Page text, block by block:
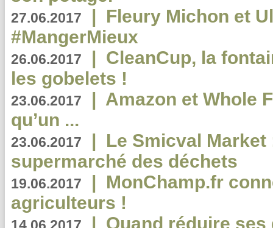
27.06.2017 | Fleury Michon et
#MangerMieux
26.06.2017 | CleanCup, la
les gobelets !
23.06.2017 | Amazon et Whole
qu’un ...
23.06.2017 | Le Smicval
supermarché des déchets
19.06.2017 | MonChamp.fr
agriculteurs !
| Quand réduire